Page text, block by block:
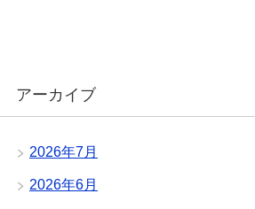
アーカイブ
2026年7月
2026年6月